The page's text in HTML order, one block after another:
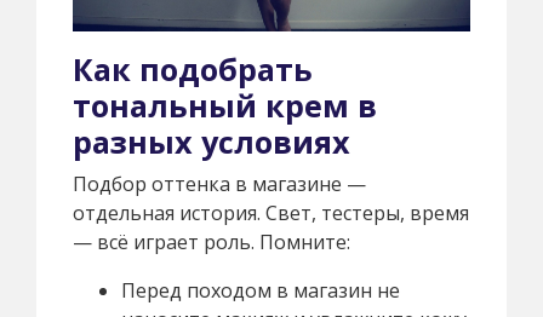
Как подобрать
тональный крем в
разных условиях
Подбор оттенка в магазине —
отдельная история. Свет, тестеры, время
— всё играет роль. Помните:
Перед походом в магазин не